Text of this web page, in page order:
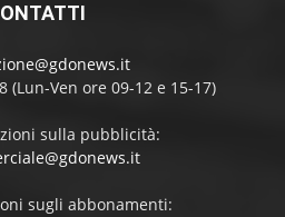
(Lun-Ven ore 09-12 e 15-17)
sulla pubblicità:
sugli abbonamenti: